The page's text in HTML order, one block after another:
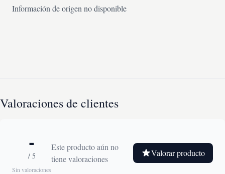
Información de origen no disponible
Valoraciones de clientes
-
/ 5
Sin valoraciones
Este producto aún no
tiene valoraciones
Valorar producto